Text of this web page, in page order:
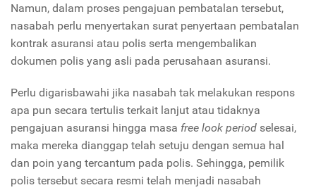
Namun, dalam proses pengajuan pembatalan tersebut,
nasabah perlu menyertakan surat penyertaan pembatalan
kontrak asuransi atau polis serta mengembalikan
dokumen polis yang asli pada perusahaan asuransi.
Perlu digarisbawahi jika nasabah tak melakukan respons
apa pun secara tertulis terkait lanjut atau tidaknya
pengajuan asuransi hingga masa free look period selesai,
maka mereka dianggap telah setuju dengan semua hal
dan poin yang tercantum pada polis. Sehingga, pemilik
polis tersebut secara resmi telah menjadi nasabah